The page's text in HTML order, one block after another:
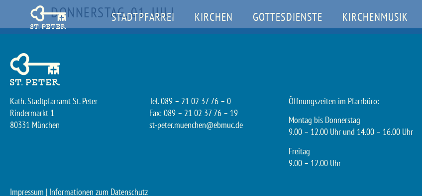
STADTPFARREI KIRCHEN GOTTESDIENSTE KIRCHENMUSIK
DONNERSTAG, 01. JULI
Kath. Stadtpfarramt St. Peter
Rindermarkt 1
80331 München
Tel. 089 – 21 02 37 76 – 0
Fax: 089 – 21 02 37 76 – 19
st-peter.muenchen@ebmuc.de
Öffnungszeiten im Pfarrbüro:
Montag bis Donnerstag
9.00 – 12.00 Uhr und 14.00 – 16.00 Uhr
Freitag
9.00 – 12.00 Uhr
Impressum | Informationen zum Datenschutz